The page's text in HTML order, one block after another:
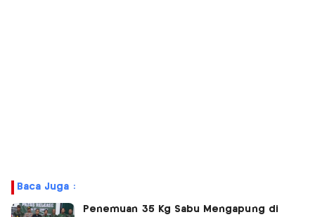
Baca Juga :
Penemuan 35 Kg Sabu Mengapung di